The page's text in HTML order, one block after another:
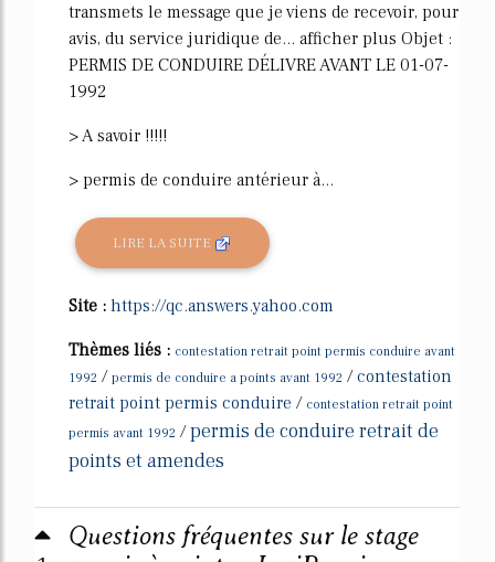
transmets le message que je viens de recevoir, pour
avis, du service juridique de... afficher plus Objet :
PERMIS DE CONDUIRE DÉLIVRE AVANT LE 01-07-
1992
> A savoir !!!!!
> permis de conduire antérieur à...
LIRE LA SUITE
Site : https://qc.answers.yahoo.com
Thèmes liés : contestation retrait point permis conduire avant
1992 / permis de conduire a points avant 1992 /contestation
retrait point permis conduire / contestation retrait point
permis avant 1992 /permis de conduire retrait de
points et amendes
Questions fréquentes sur le stage